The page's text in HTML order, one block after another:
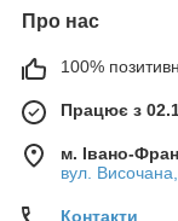
Про нас
100%
Працює з
м. Івано-
вул.
Контакти